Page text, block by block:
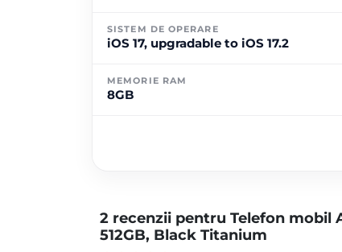
SISTEM DE OPERARE
iOS 17, upgradable to iOS 17.2
MEMORIE RAM
8GB
2 recenzii pentru Telefon mobil
512GB, Black Titanium